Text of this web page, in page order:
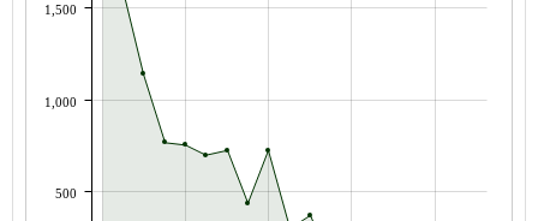
500
1,000
1,500